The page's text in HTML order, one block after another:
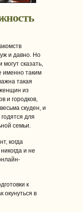
и давно. Но
сказать,
именно таким
такая
из
и городков,
скуден, и
для
семьи.
когда
никогда и не
к
окунуться в